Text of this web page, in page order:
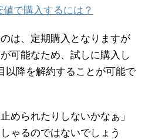
で購入するには？
は、定期購入となりますが
可能なため、試しに購入し
以降を解約することが可能で
められたりしないかなぁ」
ゃるのではないでしょう